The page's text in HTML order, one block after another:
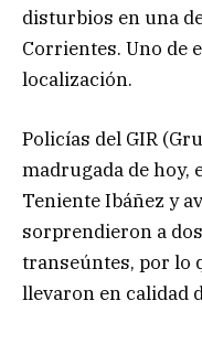
disturbios en una
Corrientes. Uno de
localización.
Policías del GIR
madrugada de hoy,
Teniente Ibáñez y
sorprendieron a
transeúntes, por lo
llevaron en calidad